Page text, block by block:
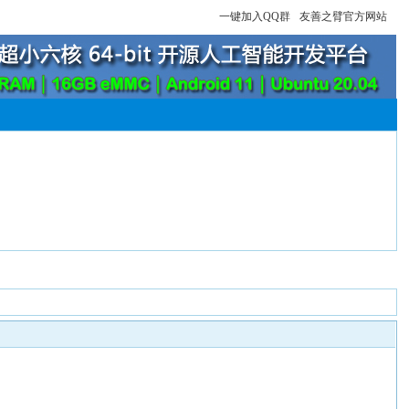
一键加入QQ群 友善之臂官方网站